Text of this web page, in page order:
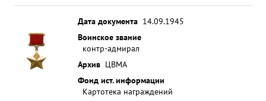
Дата документа 14.09.1945
Воинское звание
контр-адмирал
Архив ЦВМА
Фонд ист. информации
Картотека награждений